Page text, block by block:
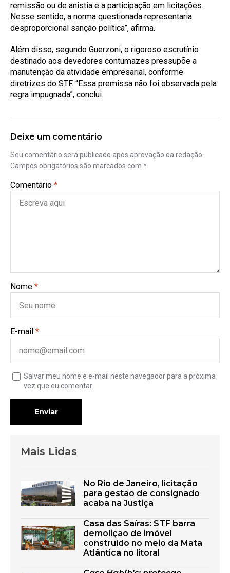
remissão ou de anistia e a participação em licitações.
Nesse sentido, a norma questionada representaria
desproporcional sanção política”, afirma.
Além disso, segundo Guerzoni, o rigoroso escrutínio
destinado aos devedores contumazes pressupõe a
manutenção da atividade empresarial, conforme
diretrizes do STF. “Essa premissa não foi observada pela
regra impugnada”, conclui.
Deixe um comentário
Seu comentário será publicado após aprovação da redação.
Campos obrigatórios são marcados com *.
Comentário *
Nome *
E-mail *
Salvar meu nome e e-mail neste navegador para a próxima
vez que eu comentar.
Enviar
Mais Lidas
No Rio de Janeiro, licitação
para gestão de consignado
acaba na Justiça
Casa das Saíras: STF barra
demolição de imóvel
construído no meio da Mata
Atlântica no litoral